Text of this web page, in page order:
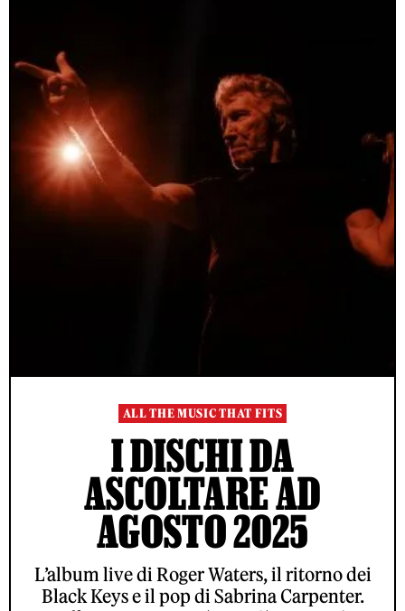
ALL THE MUSIC THAT FITS
I DISCHI DA
ASCOLTARE AD
AGOSTO 2025
L’album live di Roger Waters, il ritorno dei
Black Keys e il pop di Sabrina Carpenter.